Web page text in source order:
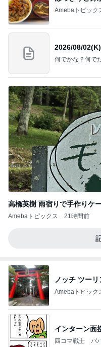
Amebaトピック
2026/08/
何でかな？何で
高橋英樹 雨宿りで手作りケ
Amebaトピックス 21時間前
ノッチ ツー
Amebaトピック
インターン面
四コマ戦士 パ